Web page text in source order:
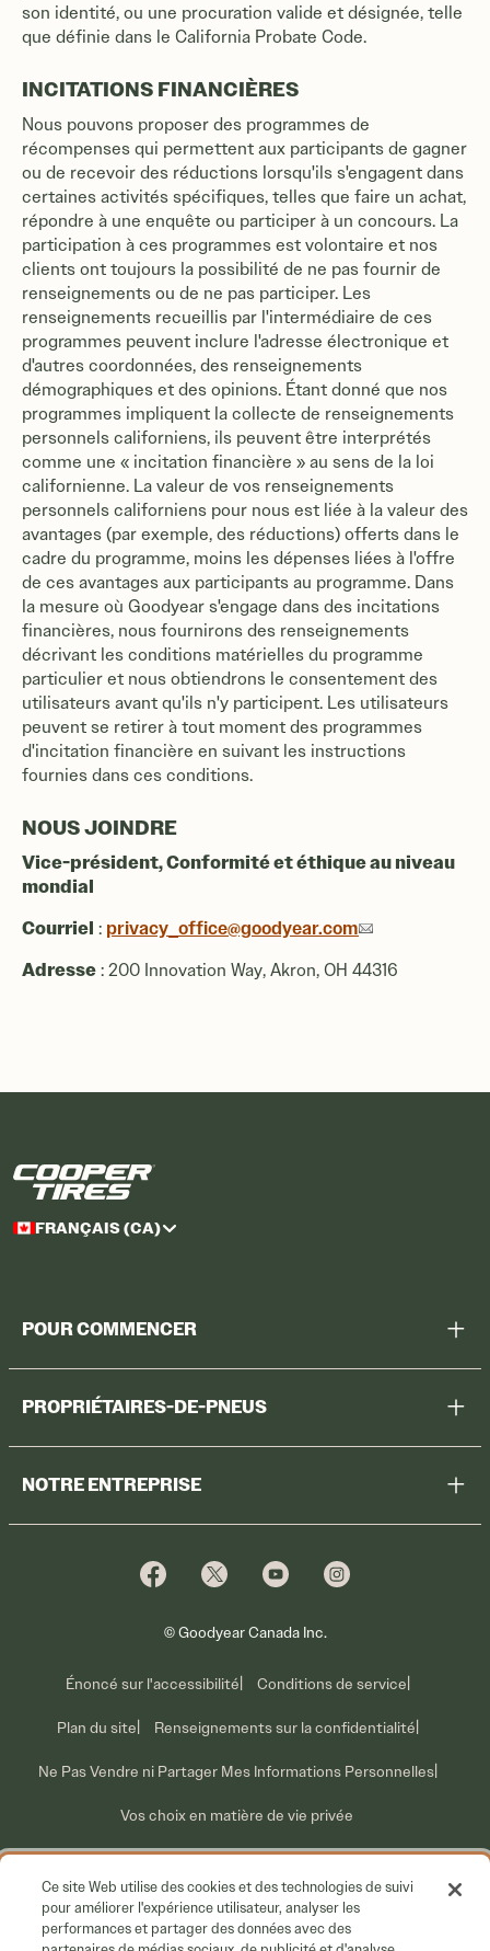
son identité, ou une procuration valide et désignée, telle
que définie dans le California Probate Code.
INCITATIONS FINANCIÈRES
Nous pouvons proposer des programmes de
récompenses qui permettent aux participants de gagner
ou de recevoir des réductions lorsqu'ils s'engagent dans
certaines activités spécifiques, telles que faire un achat,
répondre à une enquête ou participer à un concours. La
participation à ces programmes est volontaire et nos
clients ont toujours la possibilité de ne pas fournir de
renseignements ou de ne pas participer. Les
renseignements recueillis par l'intermédiaire de ces
programmes peuvent inclure l'adresse électronique et
d'autres coordonnées, des renseignements
démographiques et des opinions. Étant donné que nos
programmes impliquent la collecte de renseignements
personnels californiens, ils peuvent être interprétés
comme une « incitation financière » au sens de la loi
californienne. La valeur de vos renseignements
personnels californiens pour nous est liée à la valeur des
avantages (par exemple, des réductions) offerts dans le
cadre du programme, moins les dépenses liées à l'offre
de ces avantages aux participants au programme. Dans
la mesure où Goodyear s'engage dans des incitations
financières, nous fournirons des renseignements
décrivant les conditions matérielles du programme
particulier et nous obtiendrons le consentement des
utilisateurs avant qu'ils n'y participent. Les utilisateurs
peuvent se retirer à tout moment des programmes
d'incitation financière en suivant les instructions
fournies dans ces conditions.
NOUS JOINDRE
Vice-président, Conformité et éthique au niveau
mondial
Courriel : privacy_office@goodyear.com
Adresse : 200 Innovation Way, Akron, OH 44316
FRANÇAIS (CA)
POUR COMMENCER
PROPRIÉTAIRES-DE-PNEUS
Information sur les rappels volontaires
NOTRE ENTREPRISE
Qui nous sommes
© Goodyear Canada Inc.
Énoncé sur l'accessibilité Conditions de service
Plan du site Renseignements sur la confidentialité
Ne Pas Vendre ni Partager Mes Informations Personnelles
Vos choix en matière de vie privée
Ce site Web utilise des cookies et des technologies de suivi
pour améliorer l'expérience utilisateur, analyser les
performances et partager des données avec des